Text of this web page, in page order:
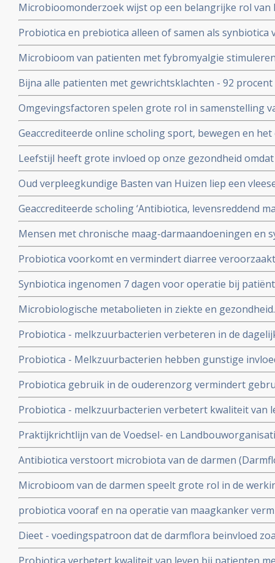
Microbioomonderzoek wijst op een belangrijke rol
Prikkelbaredarmsyndroom (PDS)
Probiotica en prebiotica alleen of samen als synbiotica
van depressie en angst bij patiënten met een
gebruiken ervan
Microbioom van patienten met fybromyalgie
darmmicrobioom van gezonde mensen vermindert
leven aanzienlijk
Bijna alle patienten met gewrichtsklachten - 92
waarbij reguliere en complementaire middelen worden
Omgevingsfactoren spelen grote rol in samenstelling
darmmicrobiota en heeft grote invloed op onze
Geaccrediteerde online scholing sport, bewegen en
en therapeuten. Data 23 mei 2024 en 4 juni 2024.
Leefstijl heeft grote invloed op onze gezondheid
wordt aangetast. Dagelijks probiotica kan helpen
Oud verpleegkundige Basten van Huizen liep een
zwaar verminkte maar met probiotica herstelde hij zo
kan doen
Geaccrediteerde scholing ‘Antibiotica, levensreddend
en 13 juni 2023 via webinar vanuit Winclove Amsterdam
Mensen met chronische maag-darmaandoeningen en
angstigheid kunnen baat hebben bij probiotica
Probiotica voorkomt en vermindert diarree
blijkt uit internationaal onderzoek.
Synbiotica ingenomen 7 dagen voor operatie bij
vermindert kans op sterfte aan infectie, geeft korter
gebruik van antibiotica copy 1
Microbiologische metabolieten in ziekte en
uitlegt van een goede darmflora en hoe je die kunt
Probiotica - melkzuurbacterien verbeteren in de
mensen, de kwaliteit van leven, minder maag-
verbetert de ontlasting
Probiotica - Melkzuurbacterien hebben gunstige
stamceltransplantatie moeten ondergaan.
Probiotica gebruik in de ouderenzorg vermindert
veel minder diarree aldus een proefproject van de
Probiotica - melkzuurbacterien verbetert kwaliteit van
hebben van hooikoorts
Praktijkrichtlijn van de Voedsel- en
WHO - de Wereldgezondheidsorganisatie voor
darmproblemen
Antibiotica verstoort microbiota van de darmen
kan de darmflora al ernstig verstoren. Regelmatig
chronische schade toebrengen
Microbioom van de darmen speelt grote rol in de
immuunsysteem. Verbeteren van het microbioom kan
verschillende vormen van kanker
probiotica vooraf en na operatie van maagkanker
herstelt darmflora sneller en beter in vergelijking met
Dieet - voedingspatroon dat de darmflora beinvloed
invloed op aanslaan van immuuntherapie met anti-PD